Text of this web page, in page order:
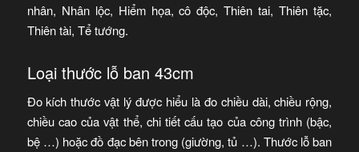
nhân, Nhân lộc, Hiểm họa, cô độc, Thiên tai, Thiên tặc,
Thiên tài, Tể tướng.
Loại thước lỗ ban 43cm
Đo kích thước vật lý được hiểu là đo chiều dài, chiều rộng,
chiều cao của vật thể, chi tiết cấu tạo của công trình (bậc,
bệ …) hoặc đồ đạc bên trong (giường, tủ …). Thước lỗ ban